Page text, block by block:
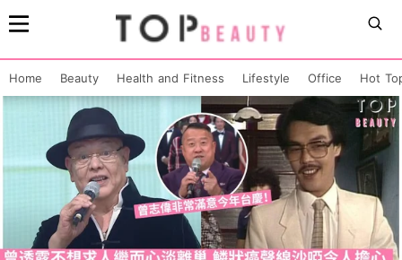
Home Beauty Health and Fitness Lifestyle Office Hot